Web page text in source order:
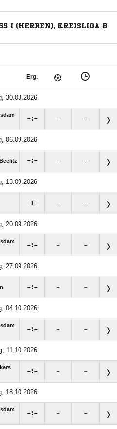
I (HERREN), KREISLIGA B
Erg.
30.08.2026
: – –
06.09.2026
: – –
13.09.2026
: – –
20.09.2026
: – –
27.09.2026
: – –
04.10.2026
: – –
11.10.2026
: – –
18.10.2026
: – –